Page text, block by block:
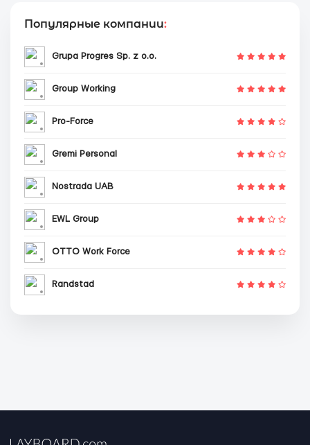
Популярные компании:
Grupa Progres Sp. z o.o.
Group Working
Pro-Force
Gremi Personal
Nostrada UAB
EWL Group
OTTO Work Force
Randstad